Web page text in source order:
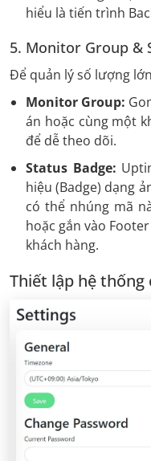
hiểu là tiến trình
5. Monitor Group &
Để quản lý số lượng
Monitor Group:
án hoặc cùng một
để dễ theo dõi.
Status Badge:
hiệu (Badge) dạng
có thể nhúng mã
hoặc gắn vào
khách hàng.
Thiết lập hệ